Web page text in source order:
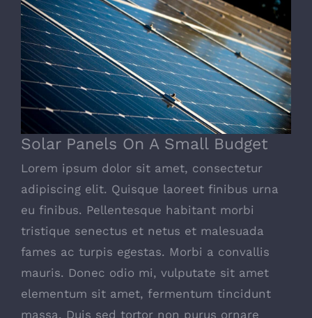
Solar Panels On A Small Budget
Solar Panels On A Small Budget
Lorem ipsum dolor sit amet, consectetur
adipiscing elit. Quisque laoreet finibus urna
eu finibus. Pellentesque habitant morbi
tristique senectus et netus et malesuada
fames ac turpis egestas. Morbi a convallis
mauris. Donec odio mi, vulputate sit amet
elementum sit amet, fermentum tincidunt
massa. Duis sed tortor non purus ornare